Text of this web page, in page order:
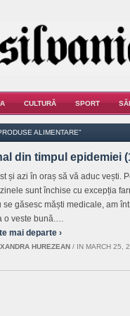
CULTURĂ SPORT
ALIMENTARE"
din timpul epidemiei
și azi în oraș să vă aduc vești.
sunt închise cu excepția
se găsesc măști medicale, am
o veste bună.…
mai departe ›
HUREZEAN / IN MARCH 25,